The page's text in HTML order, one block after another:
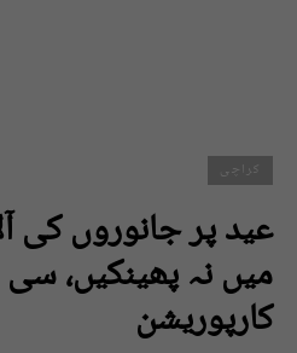
کراچی
عید پر جانوروں کی
میں نہ پھینکیں، سی
کارپوریشن